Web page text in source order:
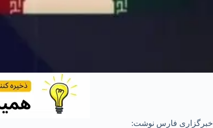
خبرگزاری فارس نوشت: